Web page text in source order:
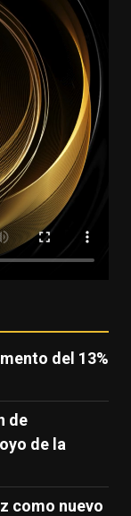
del 13%
de
de la
como nuevo